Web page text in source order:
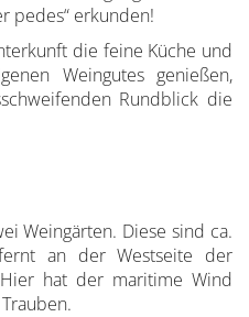
pedes“ erkunden!
die feine Küche und
Weingutes genießen,
Rundblick die
Weingärten. Diese sind ca.
an der Westseite der
hat der maritime Wind